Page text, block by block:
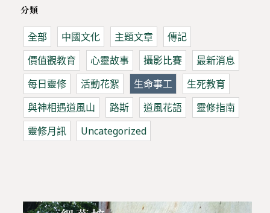
分類
全部 中國文化 主題文章
傳記
價值觀教育
心靈故事 攝影比賽
最新消息
每日靈修
活動花絮 生命事工
生死教育
與神相遇道風山
路斯 道風花語
靈修指南
靈修月訊
Uncategorized